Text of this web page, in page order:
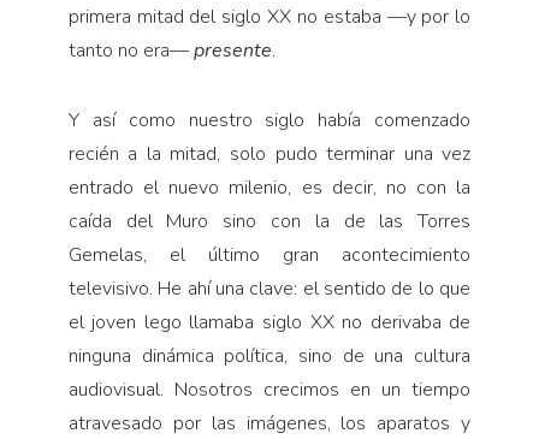
primera mitad del siglo XX no estaba —y por lo
tanto no era—presente.
Y así como nuestro siglo había comenzado
recién a la mitad, solo pudo terminar una vez
entrado el nuevo milenio, es decir, no con la
caída del Muro sino con la de las Torres
Gemelas, el último gran acontecimiento
televisivo. He ahí una clave: el sentido de lo que
el joven lego llamaba siglo XX no derivaba de
ninguna dinámica política, sino de una cultura
audiovisual. Nosotros crecimos en un tiempo
atravesado por las imágenes, los aparatos y